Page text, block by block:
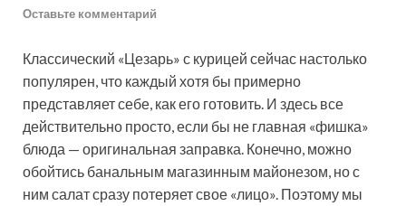
Оставьте комментарий
Классический «Цезарь» с курицей сейчас настолько
популярен, что каждый хотя бы примерно
представляет себе, как его готовить. И здесь все
действительно просто, если бы не главная «фишка»
блюда — оригинальная заправка. Конечно, можно
обойтись банальным магазинным майонезом, но с
ним салат сразу потеряет свое «лицо». Поэтому мы